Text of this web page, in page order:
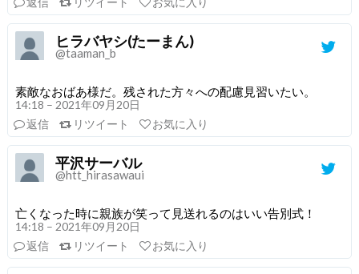
ヒラバヤシ(たーまん)
@taaman_b
素敵なおばあ様だ。残された方々への配慮見習いたい。
14:18 – 2021年09月20日
返信
リツイート お気に入り
平沢サーバル
@htt_hirasawaui
亡くなった時に親族が笑って見送れるのはいい告別式！
14:18 – 2021年09月20日
返信
リツイート お気に入り